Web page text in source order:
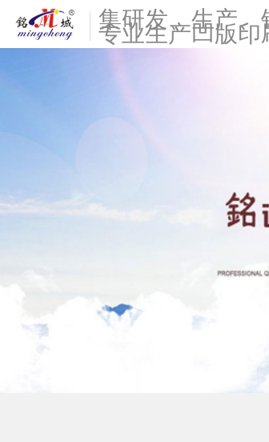
集研发、生产、
专业生产凹版印